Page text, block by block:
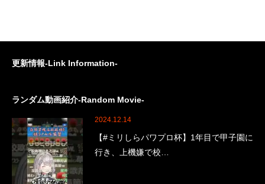
更新情報-Link Information-
ランダム動画紹介-Random Movie-
2024.12.14
【#ミリしらパワプロ杯】1年目で甲子園に
行き、上機嫌で校…